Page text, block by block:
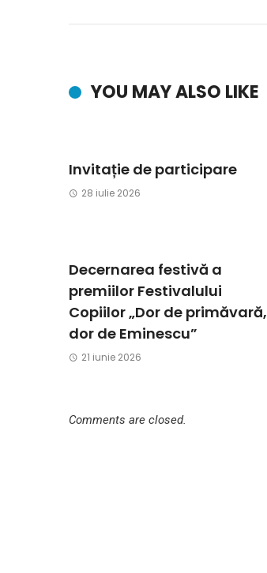
YOU MAY ALSO LIKE
Invitație de participare
28 iulie 2026
Decernarea festivă a
premiilor Festivalului
Copiilor „Dor de primăvară,
dor de Eminescu”
21 iunie 2026
Comments are closed.